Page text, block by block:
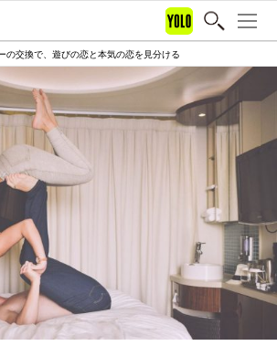
の交換で、遊びの恋と本気の恋を見分ける